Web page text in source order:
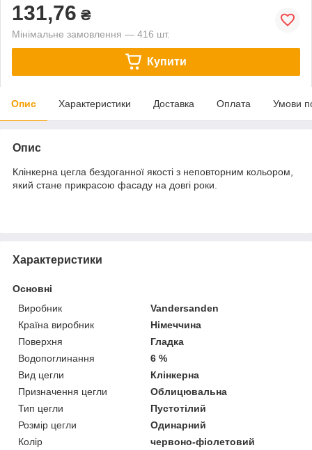
131,76 ₴
Мінімальне замовлення — 416 шт.
Купити
Опис Характеристики Доставка Оплата Умови
Опис
Клінкерна цегла бездоганної якості з неповторним кольором,
який стане прикрасою фасаду на довгі роки.
Характеристики
Основні
Виробник
Vandersanden
Країна виробник
Німеччина
Поверхня
Гладка
Водопоглинання
6 %
Вид цегли
Клінкерна
Призначення цегли
Облицювальна
Тип цегли
Пустотілий
Розмір цегли
Одинарний
Колір
червоно-фіолетовий